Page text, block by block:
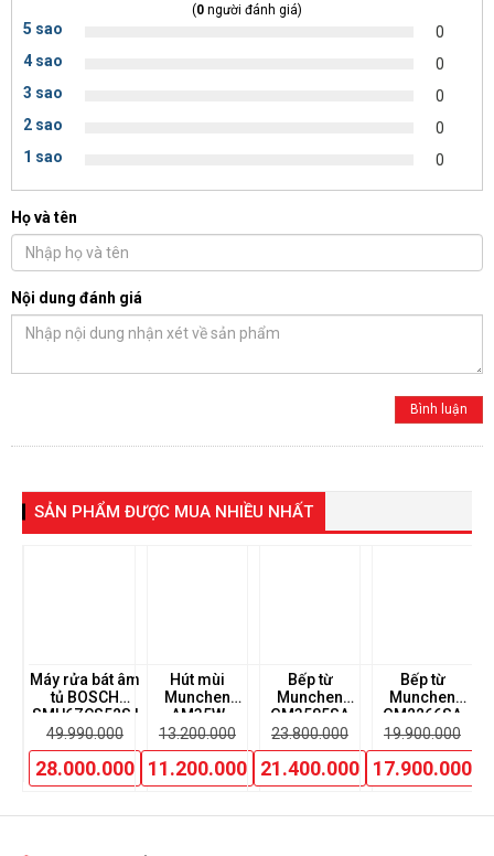
(0 người đánh giá)
5 sao
0
4 sao
0
3 sao
0
2 sao
0
1 sao
0
Họ và tên
Nội dung đánh giá
SẢN PHẨM ĐƯỢC MUA NHIỀU NHẤT
Máy rửa bát âm
tủ BOSCH
SMU6ZCS52S |
Serie 6
49.990.000
28.000.000
Hút mùi
Munchen
AM35W
13.200.000
11.200.000
Bếp từ
Munchen
GM3585SA
23.800.000
21.400.000
Bếp từ
Munchen
GM2266SA
19.900.000
17.900.000